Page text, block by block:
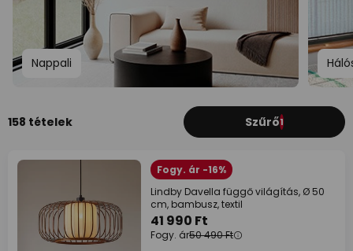
Nappali
158 tételek Szűrő1
Fogy. ár -16%
Lindby Davella függő világítás, Ø 50
cm, bambusz, textil
41 990 Ft
Fogy. ár50 490 Ft